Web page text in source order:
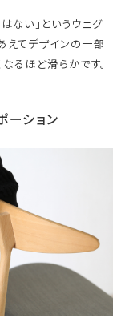
ない」というウェグ
えてデザインの一部
るほど滑らかです。
ーション